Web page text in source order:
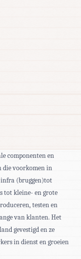
componenten en
die voorkomen in
infra (bruggen)tot
tot kleine- en grote
testen en
van klanten. Het
gevestigd en ze
in dienst en groeien